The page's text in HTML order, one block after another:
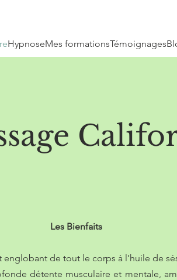
HypnoseMes formationsTémoignages
Les Bienfaits
englobant de tout le corps à l’huile de
détente musculaire et mentale,